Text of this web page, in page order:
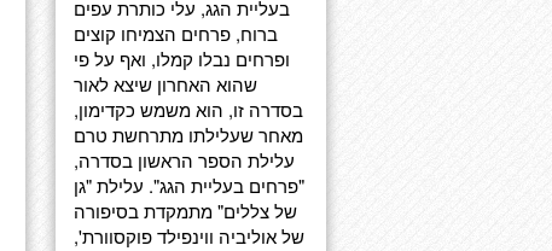
בעליית הגג, עלי כותרת עפים
ברוח, פרחים הצמיחו קוצים
ופרחים נבלו קמלו, ואף על פי
שהוא האחרון שיצא לאור
בסדרה זו, הוא משמש כקדימון,
מאחר שעלילתו מתרחשת טרם
עלילת הספר הראשון בסדרה,
"פרחים בעליית הגג". עלילת "גן
של צללים" מתמקדת בסיפורה
של אוליביה ווינפילד פוקסוורת',